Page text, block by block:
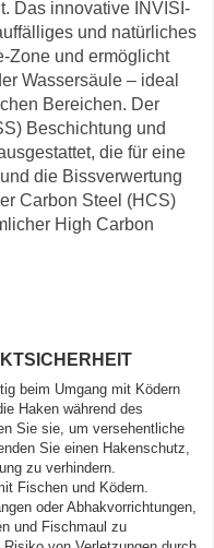
Das innovative INVISI-
und natürliches
Zone und ermöglicht
Wassersäule – ideal
Bereichen. Der
Beschichtung und
die für eine
die Bissverwertung
Carbon Steel (HCS)
High Carbon
beim Umgang mit Ködern
Haken während des
Sie sie, um versehentliche
Sie einen Hakenschutz,
zu verhindern.
Fischen und Ködern.
oder Abhakvorrichtungen,
und Fischmaul zu